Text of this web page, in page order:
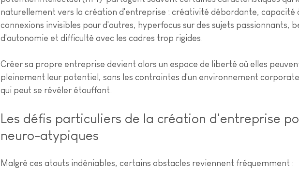
naturellement vers la création d'entreprise : créativité débordante, capacité
connexions invisibles pour d'autres, hyperfocus sur des sujets passionnants,
d'autonomie et difficulté avec les cadres trop rigides.
Créer sa propre entreprise devient alors un espace de liberté où elles
pleinement leur potentiel, sans les contraintes d'un environnement
qui peut se révéler étouffant.
Les défis particuliers de la création d'entreprise
neuro-atypiques
Malgré ces atouts indéniables, certains obstacles reviennent fréquemment :